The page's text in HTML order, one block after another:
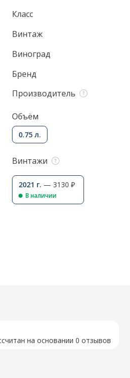
Класс
Винтаж
Виноград
Бренд
Производитель
Объём
0.75 л.
Винтажи
2021 г. — 3130 ₽
В наличии
на основании 0 отзывов